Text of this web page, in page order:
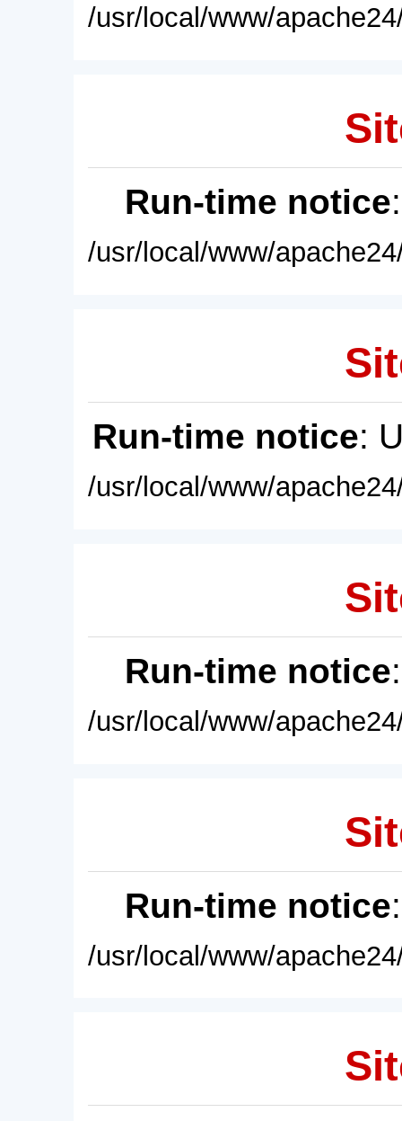
/usr/local/www/
Run-time notice
/usr/local/www/
Run-time notice:
/usr/local/www/
Run-time notice
/usr/local/www/
Run-time notice
/usr/local/www/